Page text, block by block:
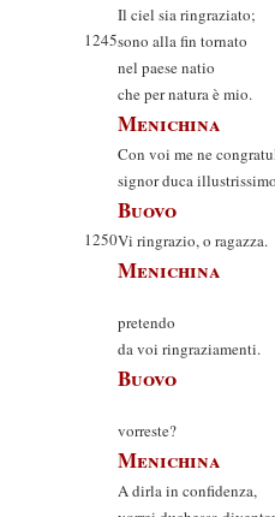
Il ciel sia ringraziato;
1245sono alla fin tornato
nel paese natio
che per natura è mio.
Menichina
Con voi me ne
signor duca
Buovo
1250Vi ringrazio, o ragazza.
Menichina
Eh
pretendo
da voi ringraziamenti.
Buovo
E
vorreste?
Menichina
A dirla in confidenza,